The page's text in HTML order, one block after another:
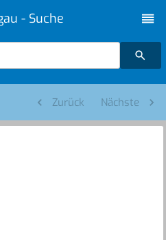
- Suche
Zurück Nächste